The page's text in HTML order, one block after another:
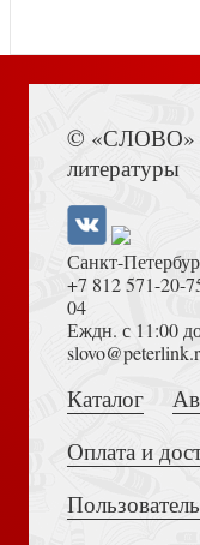
Стояние
Рече Господь...
Толкование на
© «СЛОВО»
литературы
Санкт-
+7 812 571-20-
04
Еждн. с 11:00
Каталог
Оплата и